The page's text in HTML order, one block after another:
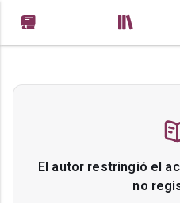
El autor restringió el
no